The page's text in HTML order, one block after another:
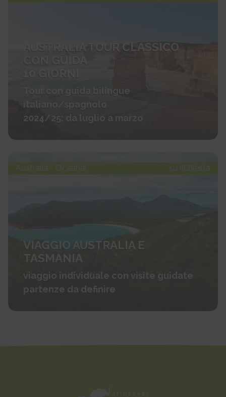
AUSTRALIA TOUR CLASSICO
Tour con guida bilingue
2024/25: da luglio a marzo
Australia - Oceania su richiesta
VIAGGIO AUSTRALIA E
TASMANIA
viaggio individuale con visite guidate
partenze da definire